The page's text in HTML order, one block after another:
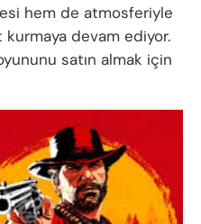
hem de atmosferiyle
devam ediyor.
satın almak için